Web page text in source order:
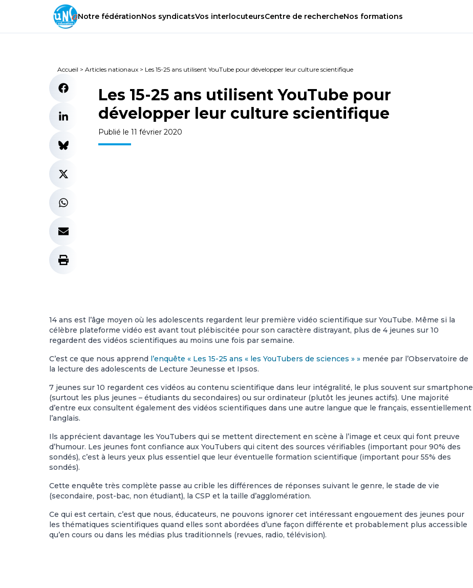
Notre fédérationNos syndicatsVos interlocuteursCentre de rechercheNos formations
Accueil > Articles nationaux > Les 15-25 ans utilisent YouTube pour développer leur culture scientifique
Les 15-25 ans utilisent YouTube pour
développer leur culture scientifique
Publié le 11 février 2020
14 ans est l’âge moyen où les adolescents regardent leur première vidéo scientifique sur YouTube. Même si la
célèbre plateforme vidéo est avant tout plébiscitée pour son caractère distrayant, plus de 4 jeunes sur 10
regardent des vidéos scientifiques au moins une fois par semaine.
C’est ce que nous apprend l’enquête « Les 15-25 ans « les YouTubers de sciences » » menée par l’Observatoire de
la lecture des adolescents de Lecture Jeunesse et Ipsos.
7 jeunes sur 10 regardent ces vidéos au contenu scientifique dans leur intégralité, le plus souvent sur smartphone
(surtout les plus jeunes – étudiants du secondaires) ou sur ordinateur (plutôt les jeunes actifs). Une majorité
d’entre eux consultent également des vidéos scientifiques dans une autre langue que le français, essentiellement
l’anglais.
Ils apprécient davantage les YouTubers qui se mettent directement en scène à l’image et ceux qui font preuve
d’humour. Les jeunes font confiance aux YouTubers qui citent des sources vérifiables (important pour 90% des
sondés), c’est à leurs yeux plus essentiel que leur éventuelle formation scientifique (important pour 55% des
sondés).
Cette enquête très complète passe au crible les différences de réponses suivant le genre, le stade de vie
(secondaire, post-bac, non étudiant), la CSP et la taille d’agglomération.
Ce qui est certain, c’est que nous, éducateurs, ne pouvons ignorer cet intéressant engouement des jeunes pour
les thématiques scientifiques quand elles sont abordées d’une façon différente et probablement plus accessible
qu’en cours ou dans les médias plus traditionnels (revues, radio, télévision).